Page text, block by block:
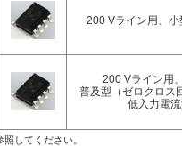
200 Vライン用、小
200 Vライン用
普及型（ゼロクロス
低入力電
してください。